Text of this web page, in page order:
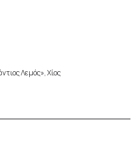
Λεμός», Χίος